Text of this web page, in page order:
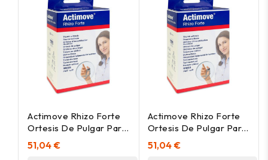
Actimove Rhizo Forte
Ortesis De Pulgar Para
Mano Izquierda Talla M,
1 Ud
51,04 €
Actimove Rhizo Forte
Ortesis De Pulgar Para
Mano Izquierda Talla S, 1
Ud
51,04 €